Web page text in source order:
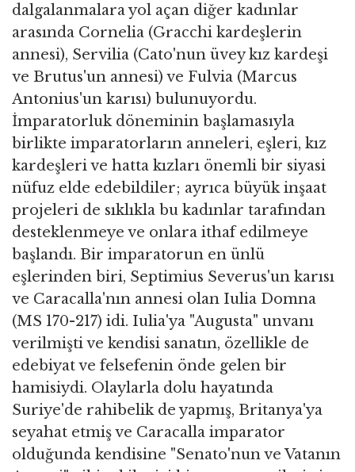
dalgalanmalara yol açan diğer kadınlar
arasında Cornelia (Gracchi kardeşlerin
annesi), Servilia (Cato'nun üvey kız kardeşi
ve Brutus'un annesi) ve Fulvia (Marcus
Antonius'un karısı) bulunuyordu.
İmparatorluk döneminin başlamasıyla
birlikte imparatorların anneleri, eşleri, kız
kardeşleri ve hatta kızları önemli bir siyasi
nüfuz elde edebildiler; ayrıca büyük inşaat
projeleri de sıklıkla bu kadınlar tarafından
desteklenmeye ve onlara ithaf edilmeye
başlandı. Bir imparatorun en ünlü
eşlerinden biri, Septimius Severus'un karısı
ve Caracalla'nın annesi olan Iulia Domna
(MS 170-217) idi. Iulia'ya "Augusta" unvanı
verilmişti ve kendisi sanatın, özellikle de
edebiyat ve felsefenin önde gelen bir
hamisiydi. Olaylarla dolu hayatında
Suriye'de rahibelik de yapmış, Britanya'ya
seyahat etmiş ve Caracalla imparator
olduğunda kendisine "Senato'nun ve Vatanın